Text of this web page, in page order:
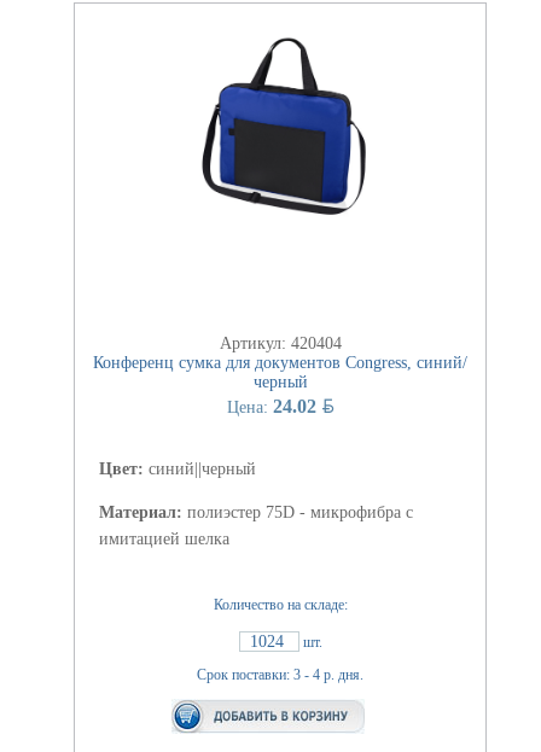
Артикул: 420404
Конференц сумка для документов Congress, синий/
черный
Цена: 24.02 BYN
Цвет: синий||черный
Материал: полиэстер 75D - микрофибра с
имитацией шелка
Количество на складе:
1024
шт.
Срок поставки: 3 - 4 р. дня.